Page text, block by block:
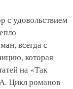
с удовольствием
всегда с
которая
на «Так
Цикл романов